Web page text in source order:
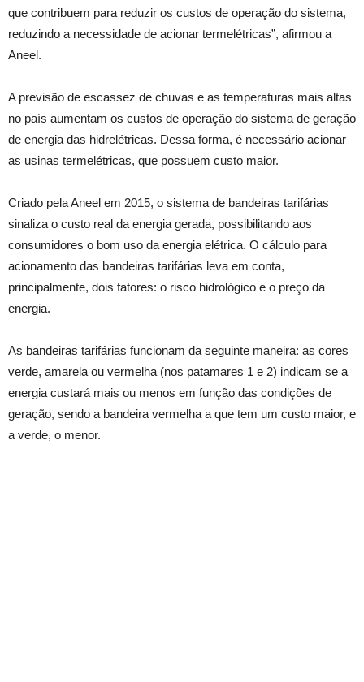
que contribuem para reduzir os custos de operação do sistema,
reduzindo a necessidade de acionar termelétricas”, afirmou a
Aneel.
A previsão de escassez de chuvas e as temperaturas mais altas
no país aumentam os custos de operação do sistema de geração
de energia das hidrelétricas. Dessa forma, é necessário acionar
as usinas termelétricas, que possuem custo maior.
Criado pela Aneel em 2015, o sistema de bandeiras tarifárias
sinaliza o custo real da energia gerada, possibilitando aos
consumidores o bom uso da energia elétrica. O cálculo para
acionamento das bandeiras tarifárias leva em conta,
principalmente, dois fatores: o risco hidrológico e o preço da
energia.
As bandeiras tarifárias funcionam da seguinte maneira: as cores
verde, amarela ou vermelha (nos patamares 1 e 2) indicam se a
energia custará mais ou menos em função das condições de
geração, sendo a bandeira vermelha a que tem um custo maior, e
a verde, o menor.